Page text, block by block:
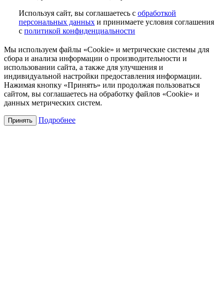
Используя сайт, вы соглашаетесь с обработкой
персональных данных и принимаете условия соглашения
с политикой конфиденциальности
Мы используем файлы «Cookie» и метрические системы для
сбора и анализа информации о производительности и
использовании сайта, а также для улучшения и
индивидуальной настройки предоставления информации.
Нажимая кнопку «Принять» или продолжая пользоваться
сайтом, вы соглашаетесь на обработку файлов «Cookie» и
данных метрических систем.
Принять Подробнее